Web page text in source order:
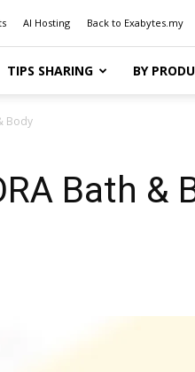
AI Hosting Back to Exabytes.my
TIPS SHARING BY
Body
Bath &